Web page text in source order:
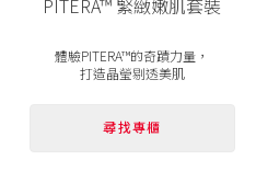
體驗PITERA™的奇蹟力量，
打造晶瑩剔透美肌
尋找專櫃